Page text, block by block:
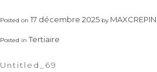
Posted on 17 décembre 2025 by MAXCREPIN
Posted inTertiaire
Untitled_69